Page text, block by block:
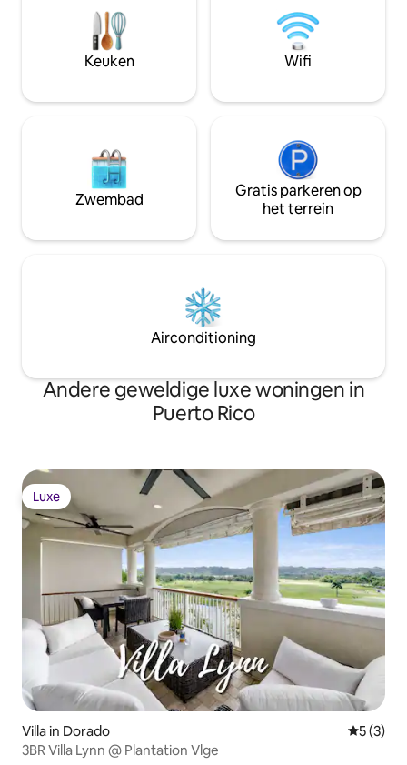
serenity at "Villa Dorado Dreams," a
stunning two-story villa located in the
exclusive Dorado Beach East
bathroom and
Keuken Wifi
Zwembad
Gratis parkeren op
het terrein
Airconditioning
Andere geweldige luxe woningen in
Puerto Rico
Luxe
Luxe
Villa in Dorado
5 (3)
3BR Villa Lynn @ Plantation Vlge